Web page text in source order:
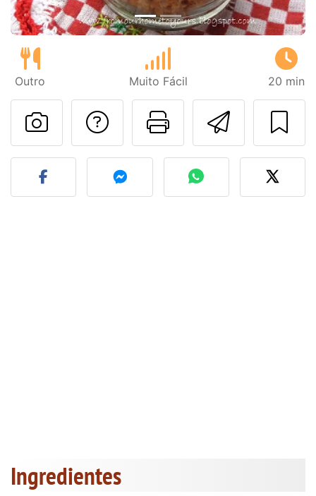
Outro Muito Fácil 20 min
Imprima
Falar com o autor
Fez esta receita?
Ingredientes